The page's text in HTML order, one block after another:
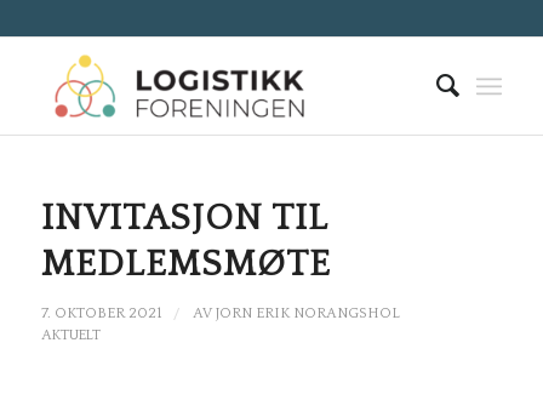
INVITASJON TIL
MEDLEMSMØTE
7. OKTOBER 2021 / AV JORN ERIK NORANGSHOL
AKTUELT